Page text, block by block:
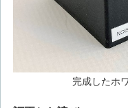
完成したホ